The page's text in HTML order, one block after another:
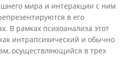
мира и интеракции с ним
в его
В рамках психоанализа этот
интрапсихический и обычно
осуществляющийся в трех